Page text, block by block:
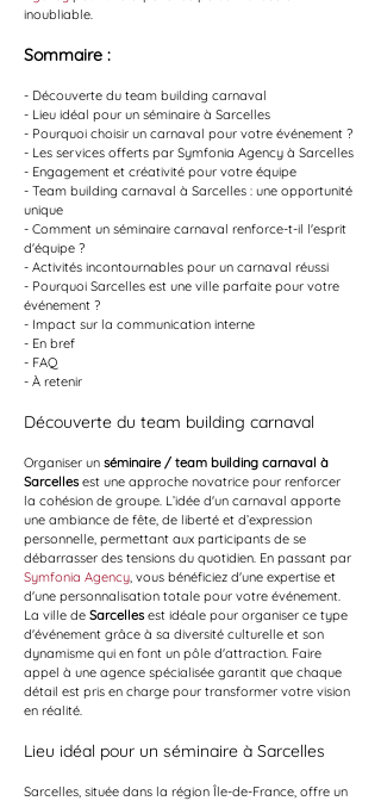
inoubliable.
Sommaire :
- Découverte du team building carnaval
- Lieu idéal pour un séminaire à Sarcelles
- Pourquoi choisir un carnaval pour votre événement ?
- Les services offerts par Symfonia Agency à Sarcelles
- Engagement et créativité pour votre équipe
- Team building carnaval à Sarcelles : une opportunité
unique
- Comment un séminaire carnaval renforce-t-il l'esprit
d'équipe ?
- Activités incontournables pour un carnaval réussi
- Pourquoi Sarcelles est une ville parfaite pour votre
événement ?
- Impact sur la communication interne
- En bref
- FAQ
- À retenir
Découverte du team building carnaval
Organiser un séminaire / team building carnaval à
Sarcelles est une approche novatrice pour renforcer
la cohésion de groupe. L’idée d'un carnaval apporte
une ambiance de fête, de liberté et d’expression
personnelle, permettant aux participants de se
débarrasser des tensions du quotidien. En passant par
Symfonia Agency, vous bénéficiez d'une expertise et
d'une personnalisation totale pour votre événement.
La ville de Sarcelles est idéale pour organiser ce type
d'événement grâce à sa diversité culturelle et son
dynamisme qui en font un pôle d'attraction. Faire
appel à une agence spécialisée garantit que chaque
détail est pris en charge pour transformer votre vision
en réalité.
Lieu idéal pour un séminaire à Sarcelles
Sarcelles, située dans la région Île-de-France, offre un